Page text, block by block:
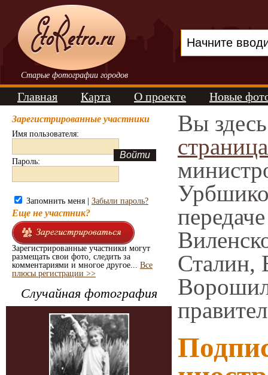
Старые фотографии городов
Главная Карта О проекте Новые
Зарегистрированные участники
Имя пользователя:
Пароль:
Запомнить меня | Забыли пароль?
Еще не участник?
Зарегистрированные участники могут
размещать свои фото, следить за
комментариями и многое другое... Все
плюсы регистрации >>
Случайная фотография
Вы
страница
правител